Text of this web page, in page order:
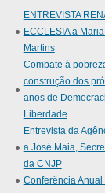
ENTREVISTA
ECCLESIA a
Martins
Combate à
construção dos
anos de
Liberdade
Entrevista da
a José Maia,
da CNJP
Conferência Anual